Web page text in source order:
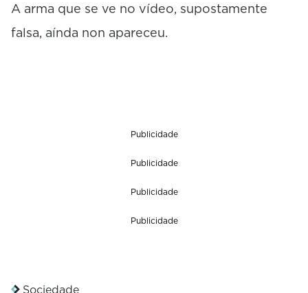
A arma que se ve no vídeo, supostamente
falsa, aínda non apareceu.
Publicidade
Publicidade
Publicidade
Publicidade
Sociedade